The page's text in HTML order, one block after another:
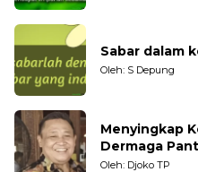
Sabar dalam
Oleh: S Depung
Menyingkap
Dermaga
Nelayan
Oleh: Djoko TP